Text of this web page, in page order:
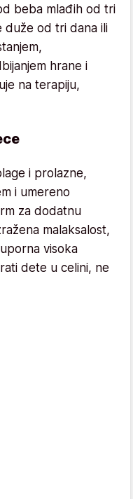
beba mlađih od tri
duže od tri dana ili
hrane i
na terapiju,
i prolazne,
i umereno
za dodatnu
malaksalost,
visoka
dete u celini, ne